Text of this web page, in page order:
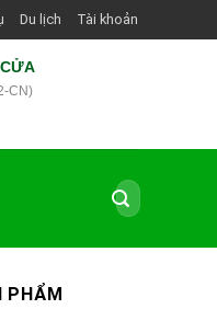
Du lịch Tài khoản
CN)
Tìm
kiếm:
PHẨM